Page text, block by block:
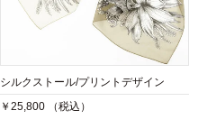
シルクストール/プリントデザイン
￥25,800 （税込）